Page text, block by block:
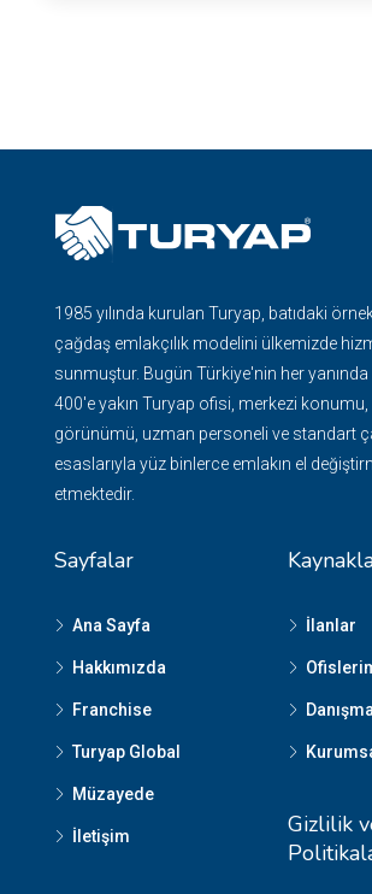
1985 yılında kurulan Turyap, batıdaki
çağdaş emlakçılık modelini ülkemizde
sunmuştur. Bugün Türkiye'nin her
400'e yakın Turyap ofisi, merkezi
görünümü, uzman personeli ve standart
esaslarıyla yüz binlerce emlakın el
etmektedir.
Sayfalar
Ana Sayfa
Hakkımızda
Franchise
Turyap Global
Müzayede
İletişim
İlanlar
Gizlilik